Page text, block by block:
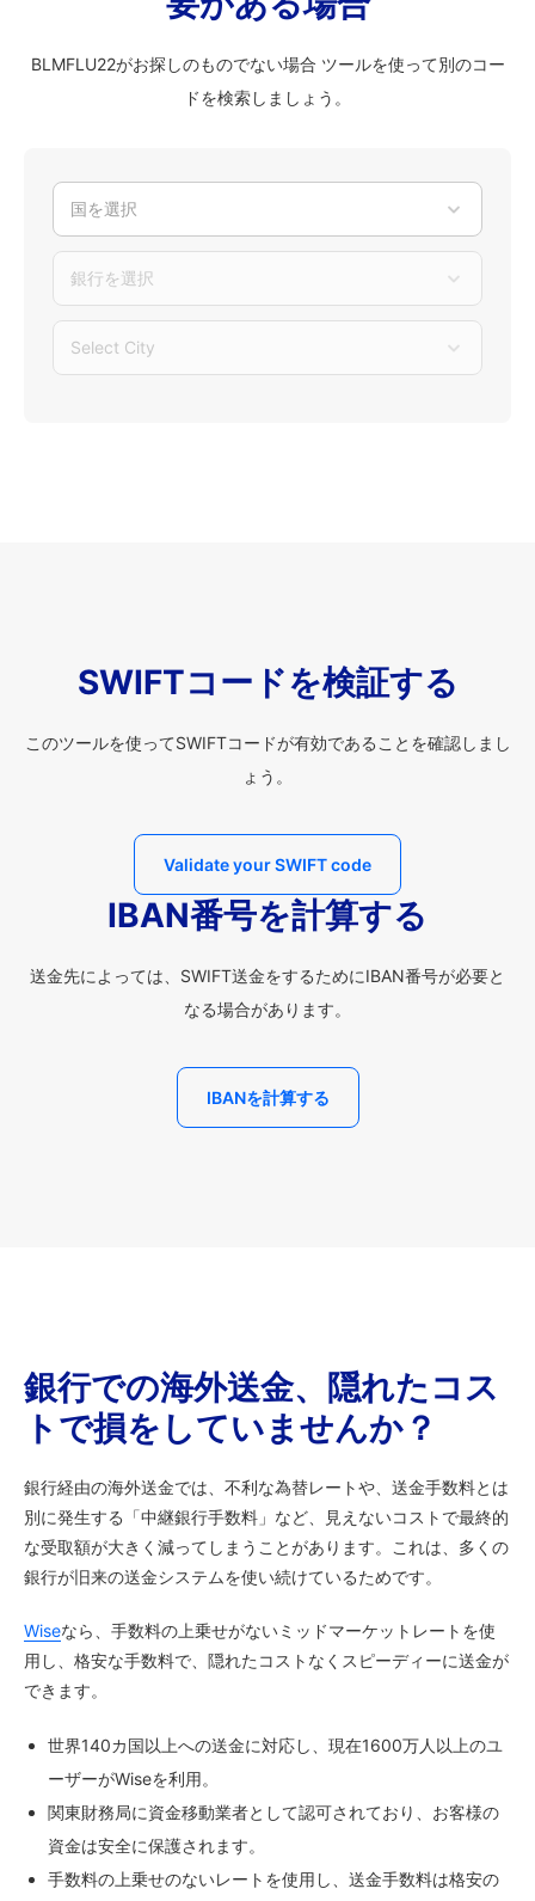
BLMFLU22がお探しのものでない場合 ツールを使って別のコー
ドを検索しましょう。
国を選択
銀行を選択
Select City
SWIFTコードを検証する
このツールを使ってSWIFTコードが有効であることを確認しまし
ょう。
Validate your SWIFT code
IBAN番号を計算する
送金先によっては、SWIFT送金をするためにIBAN番号が必要と
なる場合があります。
IBANを計算する
銀行での海外送金、隠れたコス
トで損をしていませんか？
銀行経由の海外送金では、不利な為替レートや、送金手数料とは
別に発生する「中継銀行手数料」など、見えないコストで最終的
な受取額が大きく減ってしまうことがあります。これは、多くの
銀行が旧来の送金システムを使い続けているためです。
Wiseなら、手数料の上乗せがないミッドマーケットレートを使
用し、格安な手数料で、隠れたコストなくスピーディーに送金が
できます。
世界140カ国以上への送金に対応し、現在1600万人以上のユ
ーザーがWiseを利用。
関東財務局に資金移動業者として認可されており、お客様の
資金は安全に保護されます。
手数料の上乗せのないレートを使用し、送金手数料は格安の